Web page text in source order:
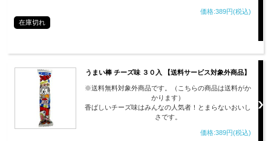
価格:389円(税込)
在庫切れ
うまい棒 チーズ味 ３０入 【送料サービス対象外商品】
※送料無料対象外商品です。（こちらの商品は送料がか
かります）
香ばしいチーズ味はみんなの人気者！とまらないおいし
さです。
価格:389円(税込)